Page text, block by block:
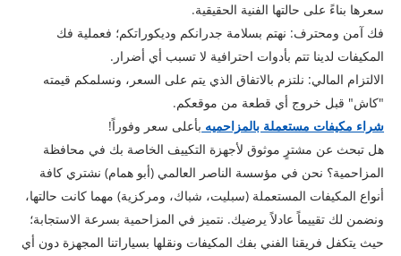
سعرها بناءً على حالتها الفنية الحقيقية.
​فك آمن ومحترف: نهتم بسلامة جدرانكم وديكوراتكم؛ فعملية فك
المكيفات لدينا تتم بأدوات احترافية لا تسبب أي أضرار.
​الالتزام المالي: نلتزم بالاتفاق الذي يتم على السعر، ونسلمكم قيمته
"كاش" قبل خروج أي قطعة من موقعكم.
شراء مكيفات مستعملة بالمزاحميه بأعلى سعر وفوراً!
​هل تبحث عن مشترٍ موثوق لأجهزة التكييف الخاصة بك في محافظة
المزاحمية؟ نحن في مؤسسة الناصر العالمي (أبو همام) نشتري كافة
أنواع المكيفات المستعملة (سبليت، شباك، ومركزية) مهما كانت حالتها،
ونضمن لك تقييماً عادلاً يرضيك. نتميز في المزاحمية بسرعة الاستجابة؛
حيث يتكفل فريقنا الفني بفك المكيفات ونقلها بسياراتنا المجهزة دون أي